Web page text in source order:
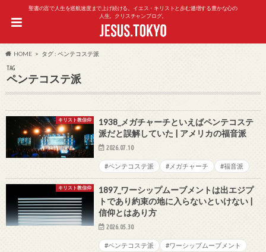
聖書の言で人生を巡航速度まで上げ続ける。イエス・キリストと歩む逓増する豊かな心の
人生。クリスチャンブログ。
HOME タグ : ペンテコステ派
TAG
ペンテコステ派
キリスト教信仰
1938_メガチャーチといえばペンテコステ
派だと誤解していた | アメリカの福音派
2026.07.10
#ペンテコステ派 #メガチャーチ #福音派
キリスト教信仰
1897_ワーシップムーブメントは出エジプ
トであり約束の地に入らないといけない |
信仰とはあり方
2026.05.30
#ペンテコステ派 #ワーシップムーブメント